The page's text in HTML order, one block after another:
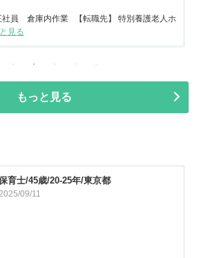
社員 倉庫内作業 【転職先】 特別養護老人ホ
見る
もっと見る
育士/45歳/20-25年/東京都
2025/09/11